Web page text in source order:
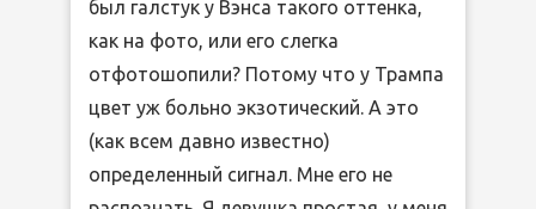
был галстук у Вэнса такого оттенка,
как на фото, или его слегка
отфотошопили? Потому что у Трампа
цвет уж больно экзотический. А это
(как всем давно известно)
определенный сигнал. Мне его не